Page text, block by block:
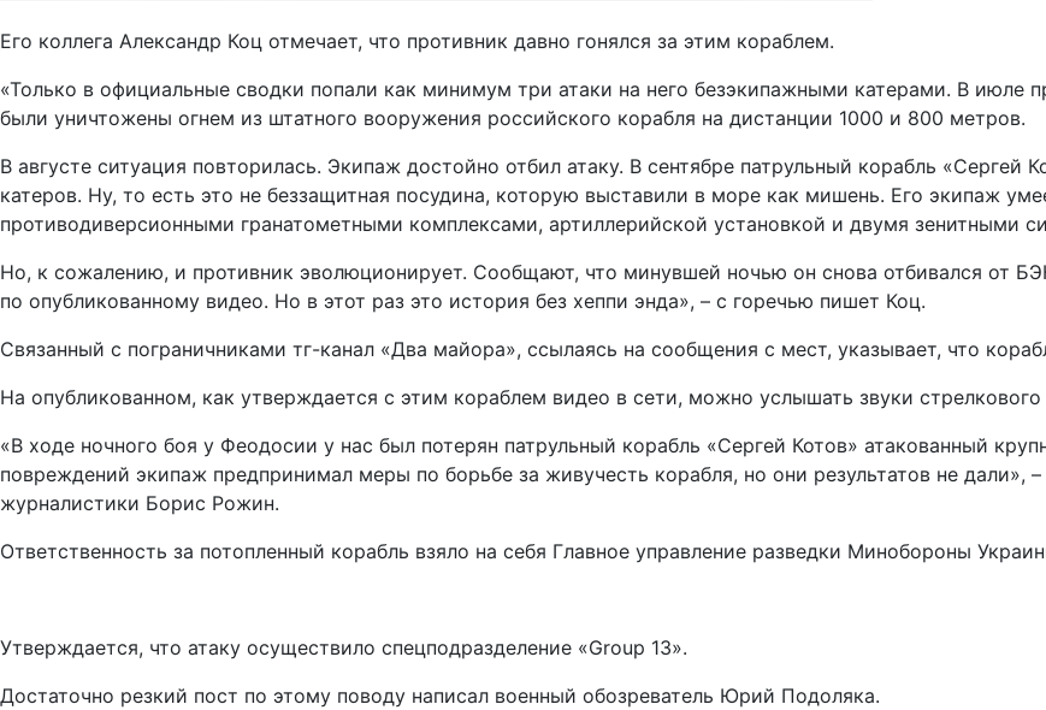
Его коллега Александр Коц отмечает, что противник давно гонялся за этим кораблем.
«Только в официальные сводки попали как минимум три атаки на него безэкипажными катерами. В июле
были уничтожены огнем из штатного вооружения российского корабля на дистанции 1000 и 800 метров.
В августе ситуация повторилась. Экипаж достойно отбил атаку. В сентябре патрульный корабль «Сергей
катеров. Ну, то есть это не беззащитная посудина, которую выставили в море как мишень. Его экипаж
противодиверсионными гранатометными комплексами, артиллерийской установкой и двумя зенитными
Но, к сожалению, и противник эволюционирует. Сообщают, что минувшей ночью он снова отбивался от
по опубликованному видео. Но в этот раз это история без хеппи энда», – с горечью пишет Коц.
Связанный с пограничниками тг-канал «Два майора», ссылаясь на сообщения с мест, указывает, что
На опубликованном, как утверждается с этим кораблем видео в сети, можно услышать звуки
«В ходе ночного боя у Феодосии у нас был потерян патрульный корабль «Сергей Котов» атакованный
повреждений экипаж предпринимал меры по борьбе за живучесть корабля, но они результатов не дали»,
журналистики Борис Рожин.
Ответственность за потопленный корабль взяло на себя Главное управление разведки Минобороны
Утверждается, что атаку осуществило спецподразделение «Group 13».
Достаточно резкий пост по этому поводу написал военный обозреватель Юрий Подоляка.